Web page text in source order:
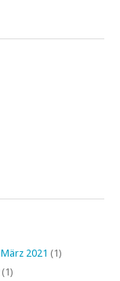
März 2021 (1)
(1)